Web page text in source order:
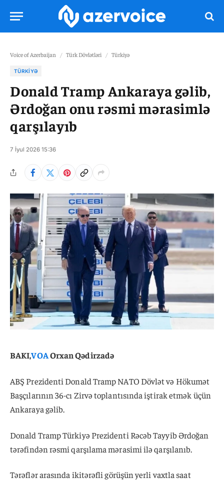
Voice of Azerbaijan / Türk Dövlətləri / Türkiyə
TÜRKIYƏ
Donald Tramp Ankaraya gəlib,
Ərdoğan onu rəsmi mərasimlə
qarşılayıb
7 İyul 2026 15:36
BAKI,VOAOrxan Qədirzadə
ABŞ Prezidenti Donald Tramp NATO Dövlət və Hökumət
Başçılarının 36-cı Zirvə toplantısında iştirak etmək üçün
Ankaraya gəlib.
Donald Tramp Türkiyə Prezidenti Rəcəb Tayyib Ərdoğan
tərəfindən rəsmi qarşılama mərasimi ilə qarşılanıb.
Tərəflər arasında ikitərəfli görüşün yerli vaxtla saat